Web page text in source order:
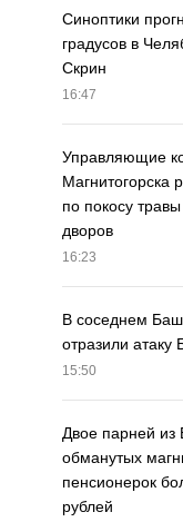
Синоптики
градусов в
Скрин
16:47
Управляющие
Магнитогорска
по покосу
дворов
16:23
В соседнем
отразили
15:50
Двое парней из
обманутых
пенсионерок
рублей